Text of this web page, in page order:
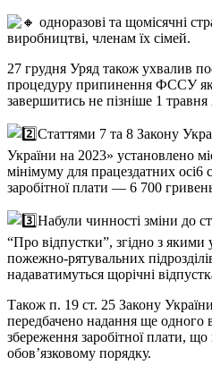
одноразові та щомісячні
виробництві, членам їх сімей.
27 грудня Уряд також ухвалив
процедуру припинення ФССУ
завершитись не пізніше 1 травня
Статтями 7 та 8 Закону
України на 2023» установлено
мінімуму для працездатних oci6
заробітної плати — 6 700
Набули чинності зміни до
“Про відпустки”, згідно з якими
пожежно-рятувальних
надаватимуться щорічні
Також п. 19 ст. 25 Закону
передбачено надання ще одного
збереження заробітної плати,
обов’язковому порядку.